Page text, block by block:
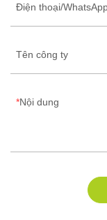
Điện thoại/
Tên công ty
Nội dung